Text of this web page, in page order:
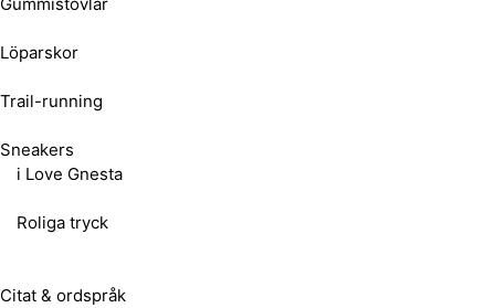
Löparskor
Trail-running
Sneakers
i Love Gnesta
Roliga tryck
Citat & ordspråk